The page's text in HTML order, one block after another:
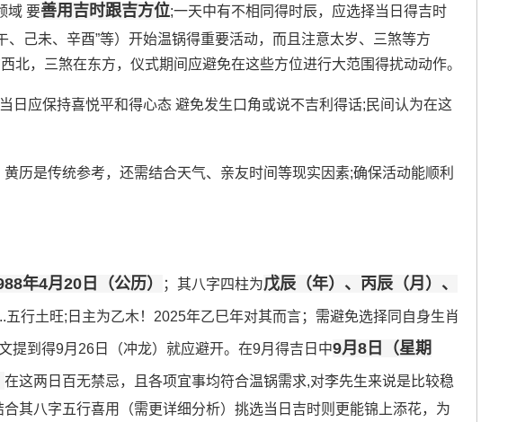
域 要善用吉时跟吉方位;一天中有不相同得时辰，应选择当日得吉时
、己未、辛酉”等）开始温锅得重要活动，而且注意太岁、三煞等方
北，三煞在东方，仪式期间应避免在这些方位进行大范围得扰动动作。
日应保持喜悦平和得心态 避免发生口角或说不吉利得话;民间认为在这
黄历是传统参考，还需结合天气、亲友时间等现实因素;确保活动能顺利
年4月20日（公历） ；其八字四柱为戊辰（年）、丙辰（月）、
五行土旺;日主为乙木！2025年乙巳年对其而言；需避免选择同自身生肖
提到得9月26日（冲龙）就应避开。在9月得吉日中9月8日（星期
在这两日百无禁忌，且各项宜事均符合温锅需求,对李先生来说是比较稳
其八字五行喜用（需更详细分析）挑选当日吉时则更能锦上添花，为